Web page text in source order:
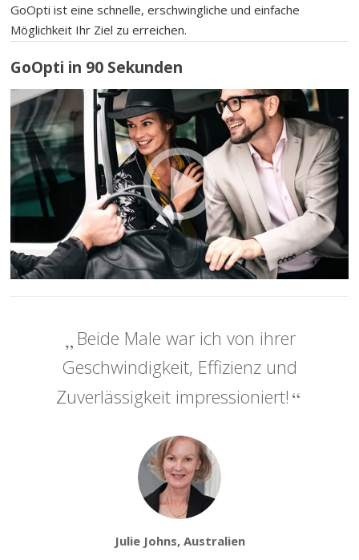
GoOpti ist eine schnelle, erschwingliche und einfache
Möglichkeit Ihr Ziel zu erreichen.
GoOpti in 90 Sekunden
Beide Male war ich von ihrer
Geschwindigkeit, Effizienz und
Zuverlässigkeit impressioniert!
Julie Johns, Australien